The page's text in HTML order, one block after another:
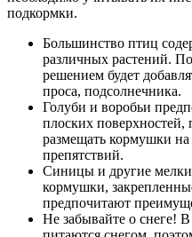
подкормки.
Большинство птиц
различных растений.
решением будет
проса, подсолнечника.
Голуби и воробьи
плоских
размещать кормушки на
препятствий.
Синицы и другие
кормушки,
предпочитают
Не забывайте о снеге!